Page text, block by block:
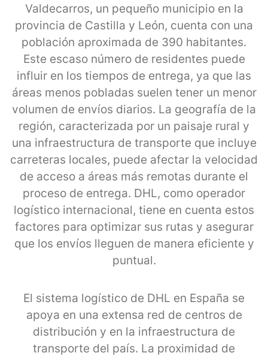
Valdecarros, un pequeño municipio en la
provincia de Castilla y León, cuenta con una
población aproximada de 390 habitantes.
Este escaso número de residentes puede
influir en los tiempos de entrega, ya que las
áreas menos pobladas suelen tener un menor
volumen de envíos diarios. La geografía de la
región, caracterizada por un paisaje rural y
una infraestructura de transporte que incluye
carreteras locales, puede afectar la velocidad
de acceso a áreas más remotas durante el
proceso de entrega. DHL, como operador
logístico internacional, tiene en cuenta estos
factores para optimizar sus rutas y asegurar
que los envíos lleguen de manera eficiente y
puntual.
El sistema logístico de DHL en España se
apoya en una extensa red de centros de
distribución y en la infraestructura de
transporte del país. La proximidad de